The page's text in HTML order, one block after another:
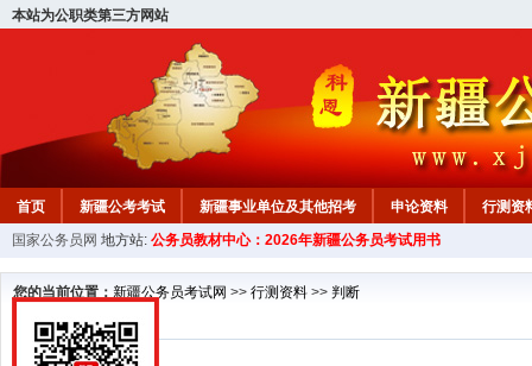
本站为公职类第三方网站
首页 新疆公考考试 新疆事业单位及其他招考 申论资料 行测资
新疆公务员行测试题 在线咨询 教材中心
国家公务员网 地方站: 公务员教材中心：2026年新疆公务员考试用书
您的当前位置： 新疆公务员考试网 >> 行测资料 >> 判断